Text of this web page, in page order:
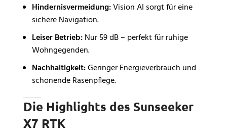
Hindernisvermeidung:Vision AI sorgt für eine
sichere Navigation.
Leiser Betrieb:Nur 59 dB – perfekt für ruhige
Wohngegenden.
Nachhaltigkeit:Geringer Energieverbrauch und
schonende Rasenpflege.
Die Highlights des Sunseeker
X7 RTK